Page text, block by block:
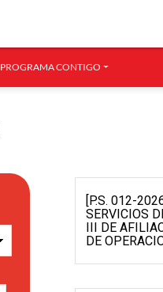
PROGRAMA CONTIGO
[P.S. 012-
SERVICIOS
III DE
DE